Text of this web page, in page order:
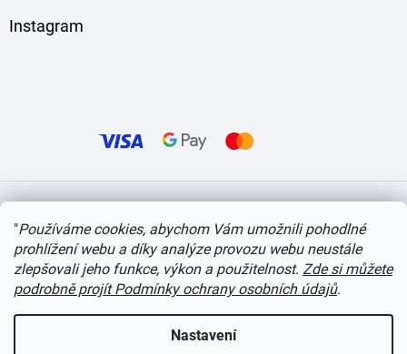
"Používáme cookies, abychom Vám umožnili pohodlné
prohlížení webu a díky analýze provozu webu neustále
zlepšovali jeho funkce, výkon a použitelnost. Zde si můžete
podrobně projít Podmínky ochrany osobních údajů.
Nastavení
Instagram
Copyright 2026 itvlaky.cz . Všechna práva vyhrazena. Upravit nastavení cookies